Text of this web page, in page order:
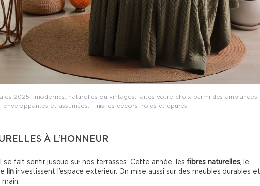
2025 : modernes, naturelles ou vintages, faites votre choix parmi des ambiances
enveloppantes et assumées. Finis les décors froids et épurés!
À L’HONNEUR
se fait sentir jusque sur nos terrasses. Cette année, les fibres naturelles, le
lin investissent l’espace extérieur. On mise aussi sur des meubles durables et